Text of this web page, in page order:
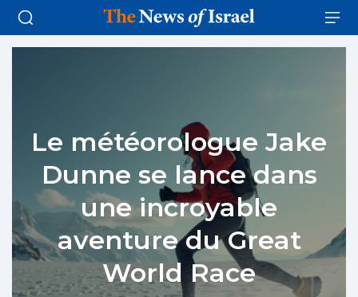
Le météorologue Jake
Dunne se lance dans
une incroyable
aventure du Great
World Race